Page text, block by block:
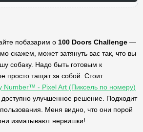
побазарим о 100 Doors Challenge —
скажем, может затянуть вас так, что вы
собаку. Надо быть готовым к
просто тащат за собой. Стоит
Number™ - Pixel Art (Пиксель по номеру)
улучшенное решение. Подходит
Меня видно, что они порой
изматывают нервишки!